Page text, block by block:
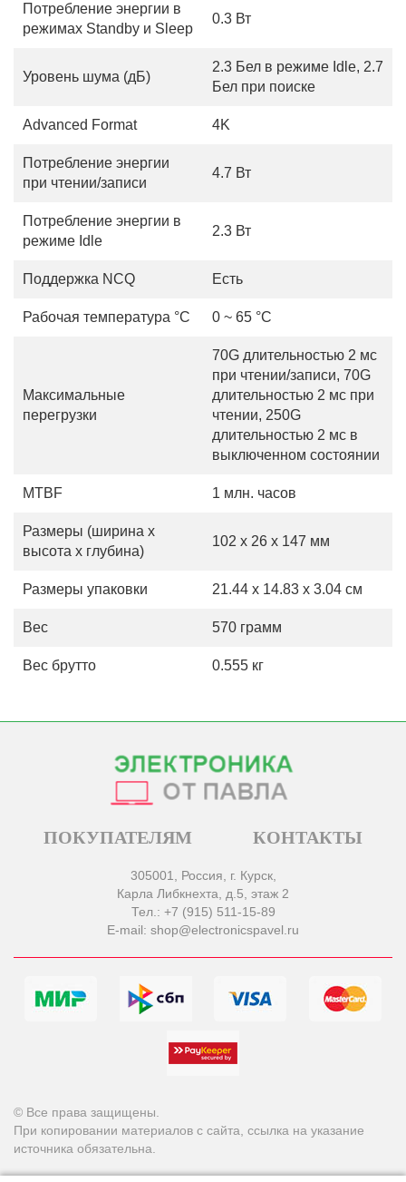
Потребление энергии в
режимах Standby и Sleep
0.3 Вт
Уровень шума (дБ)
2.3 Бел в режиме Idle, 2.7
Бел при поиске
Advanced Format 4K
Потребление энергии
при чтении/записи
4.7 Вт
Потребление энергии в
режиме Idle
2.3 Вт
Поддержка NCQ Есть
Рабочая температура °С 0 ~ 65 °C
Максимальные
перегрузки
70G длительностью 2 мс
при чтении/записи, 70G
длительностью 2 мс при
чтении, 250G
длительностью 2 мс в
выключенном состоянии
MTBF 1 млн. часов
Размеры (ширина х
высота х глубина)
102 x 26 x 147 мм
Размеры упаковки 21.44 x 14.83 x 3.04 см
Вес 570 грамм
Вес брутто 0.555 кг
ПОКУПАТЕЛЯМ КОНТАКТЫ
305001, Россия, г. Курск,
Карла Либкнехта, д.5, этаж 2
Тел.: +7 (915) 511-15-89
E-mail: shop@electronicspavel.ru
© Все права защищены.
При копировании материалов с сайта, ссылка на указание
источника обязательна.